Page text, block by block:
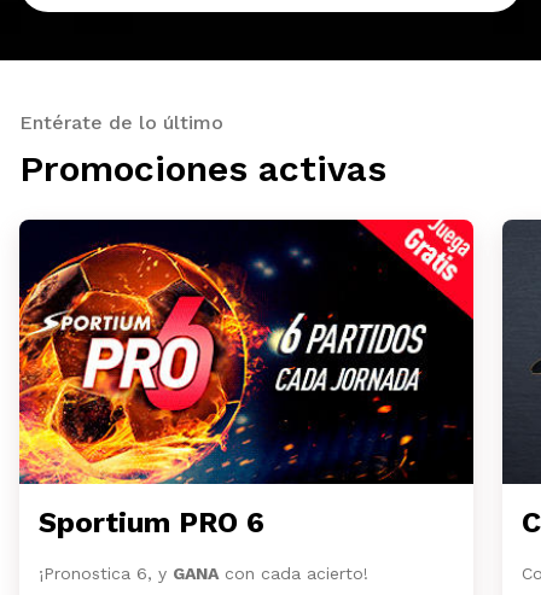
Entérate de lo último
Promociones activas
Sportium PRO 6
¡Pronostica 6, y GANA con cada acierto!